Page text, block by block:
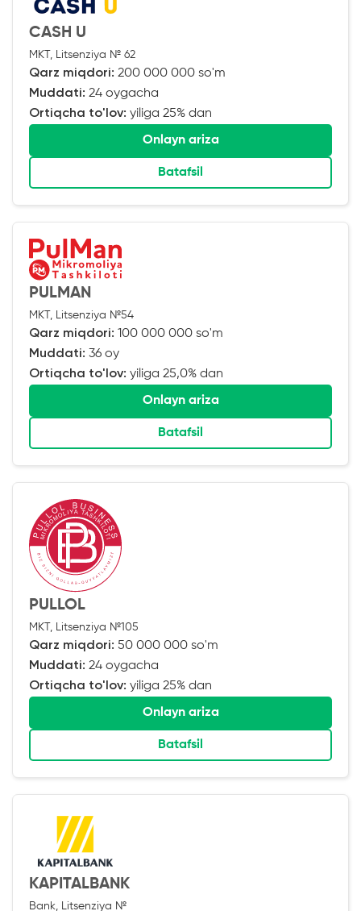
CASH U
MKT, Litsenziya № 62
Qarz miqdori: 200 000 000 so'm
Muddati: 24 oygacha
Ortiqcha to'lov: yiliga 25% dan
Onlayn ariza
Batafsil
PULMAN
MKT, Litsenziya №54
Qarz miqdori: 100 000 000 so'm
Muddati: 36 oy
Ortiqcha to'lov: yiliga 25,0% dan
Onlayn ariza
Batafsil
PULLOL
MKT, Litsenziya №105
Qarz miqdori: 50 000 000 so'm
Muddati: 24 oygacha
Ortiqcha to'lov: yiliga 25% dan
Onlayn ariza
Batafsil
KAPITALBANK
Bank, Litsenziya №